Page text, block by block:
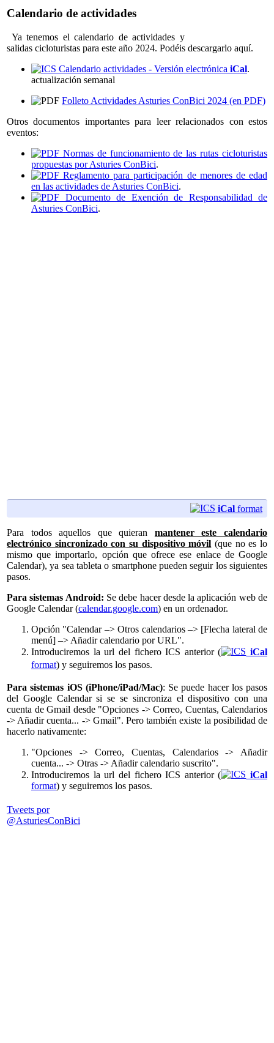
Calendario de actividades
Ya tenemos el calendario de actividades y
salidas cicloturistas para este año 2024. Podéis descargarlo aquí.
Calendario actividades - Versión electrónica iCal.
actualización semanal
Folleto Actividades Asturies ConBici 2024 (en PDF)
Otros documentos importantes para leer relacionados con estos
eventos:
Normas de funcionamiento de las rutas cicloturistas
propuestas por Asturies ConBici.
Reglamento para participación de menores de edad
en las actividades de Asturies ConBici.
Documento de Exención de Responsabilidad de
Asturies ConBici.
iCal format
Para todos aquellos que quieran mantener este calendario
electrónico sincronizado con su dispositivo móvil (que no es lo
mismo que importarlo, opción que ofrece ese enlace de Google
Calendar), ya sea tableta o smartphone pueden seguir los siguientes
pasos.
Para sistemas Android: Se debe hacer desde la aplicación web de
Google Calendar (calendar.google.com) en un ordenador.
Opción "Calendar –> Otros calendarios –> [Flecha lateral de
menú] –> Añadir calendario por URL".
Introduciremos la url del fichero ICS anterior (
iCal
format) y seguiremos los pasos.
Para sistemas iOS (iPhone/iPad/Mac): Se puede hacer los pasos
del Google Calendar si se se sincroniza el dispositivo con una
cuenta de Gmail desde "Opciones -> Correo, Cuentas, Calendarios
-> Añadir cuenta... -> Gmail". Pero también existe la posibilidad de
hacerlo nativamente:
"Opciones -> Correo, Cuentas, Calendarios -> Añadir
cuenta... -> Otras -> Añadir calendario suscrito".
Introduciremos la url del fichero ICS anterior (
iCal
format) y seguiremos los pasos.
Tweets por
@AsturiesConBici